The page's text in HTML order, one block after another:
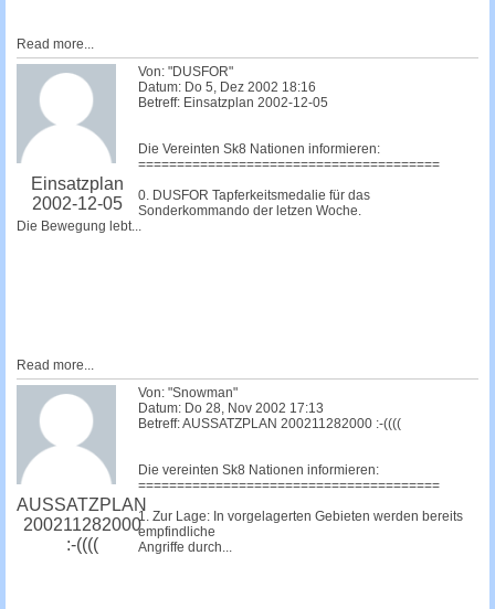
Read more...
Einsatzplan
2002-12-05
Von: "DUSFOR"
Datum: Do 5, Dez 2002 18:16
Betreff: Einsatzplan 2002-12-05
Die Vereinten Sk8 Nationen informieren:
=======================================
0. DUSFOR Tapferkeitsmedalie für das
Sonderkommando der letzen Woche.
Die Bewegung lebt...
Read more...
AUSSATZPLAN
200211282000
:-((((
Von: "Snowman"
Datum: Do 28, Nov 2002 17:13
Betreff: AUSSATZPLAN 200211282000 :-((((
Die vereinten Sk8 Nationen informieren:
=======================================
1. Zur Lage: In vorgelagerten Gebieten werden bereits
empfindliche
Angriffe durch...